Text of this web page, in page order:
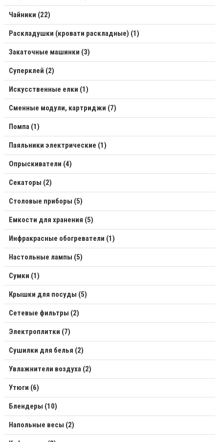
Чайники (22)
Раскладушки (кровати раскладные) (1)
Закаточные машинки (3)
Суперклей (2)
Искусственные елки (1)
Сменные модули, картриджи (7)
Помпа (1)
Паяльники электрические (1)
Опрыскиватели (4)
Секаторы (2)
Столовые приборы (5)
Емкости для хранения (5)
Инфракрасные обогреватели (1)
Настольные лампы (5)
Сумки (1)
Крышки для посуды (5)
Сетевые фильтры (2)
Электроплитки (7)
Сушилки для белья (2)
Увлажнители воздуха (2)
Утюги (6)
Блендеры (10)
Напольные весы (2)